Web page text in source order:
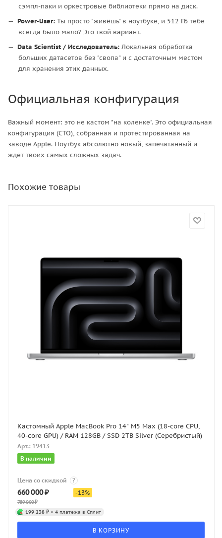
сэмпл-паки и оркестровые библиотеки прямо на диск.
Power-User: Ты просто "живёшь" в ноутбуке, и 512 ГБ тебе
всегда было мало? Это твой вариант.
Data Scientist / Исследователь: Локальная обработка
больших датасетов без "свопа" и с достаточным местом
для хранения этих данных.
Официальная конфигурация
Важный момент: это не кастом "на коленке". Это официальная
конфигурация (CTO), собранная и протестированная на
заводе Apple. Ноутбук абсолютно новый, запечатанный и
ждёт твоих самых сложных задач.
Похожие товары
Кастомный Apple MacBook Pro 14" M5 Max (18-core CPU,
40-core GPU) / RAM 128GB / SSD 2TB Silver (Серебристый)
Арт.: 19413
В наличии
Цена со скидкой ?
660 000₽
759 000₽
-13%
199 238 ₽ × 4 платежа в Сплит
В КОРЗИНУ